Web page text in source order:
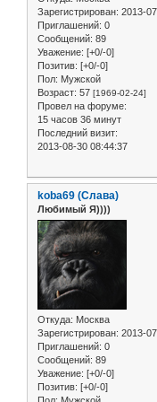
Зарегистрирован: 2013-
Приглашений: 0
Сообщений: 89
Уважение: [+0/-0]
Позитив: [+0/-0]
Пол: Мужской
Возраст: 57 [1969-02-24]
Провел на форуме:
15 часов 36 минут
Последний визит:
2013-08-30 08:44:37
koba69 (Слава)
Любимый Я))))
Откуда: Москва
Зарегистрирован: 2013-
Приглашений: 0
Сообщений: 89
Уважение: [+0/-0]
Позитив: [+0/-0]